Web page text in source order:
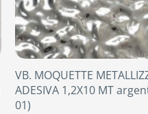
VB. MOQUETTE
ADESIVA 1,2X10 MT
01)